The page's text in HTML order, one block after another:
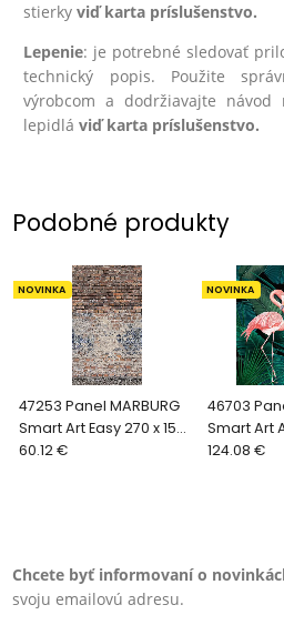
stierkyviď karta príslušenstvo.
Lepenie: je potrebné sledovať
technický popis. Použite
výrobcom a dodržiavajte návod
lepidláviď karta príslušenstvo.
Podobné produkty
47253 Panel MARBURG
Smart Art Easy 270 x 159
cm
NOVINKA
60.12 €
46703
Smart Art
rozmery)
NOVINKA
124.08 €
Chcete byť informovaní o
svoju emailovú adresu.